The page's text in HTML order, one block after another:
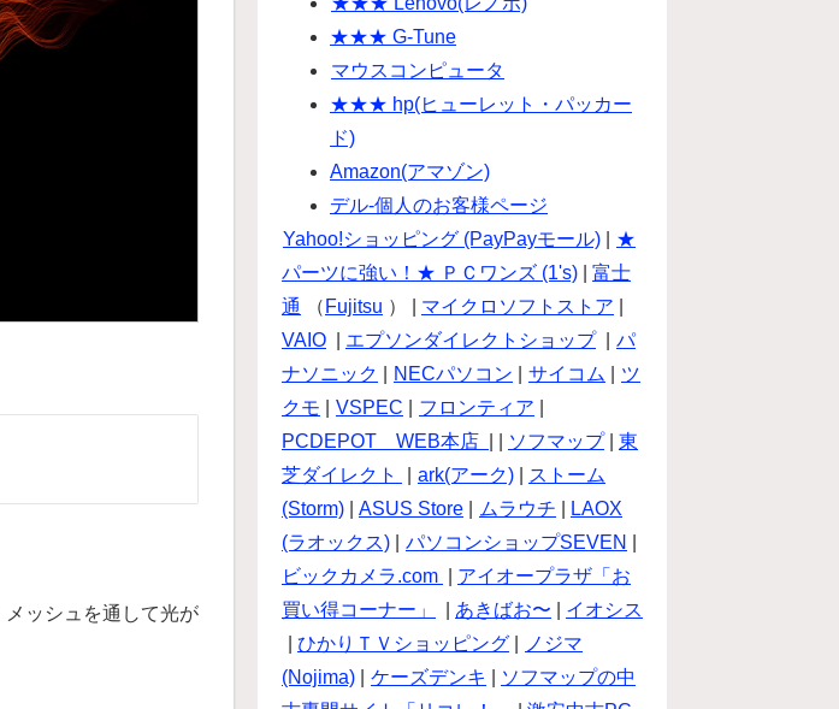
メッシュを通して光が
★★★ G-Tune
マウスコンピュータ
★★★ hp(ヒューレット・パッカー
ド)
Amazon(アマゾン)
デル-個人のお客様ページ
Yahoo!ショッピング (PayPayモール)
★
パーツに強い！★ ＰＣワンズ (1's)
富士
通
（ Fujitsu ） | マイクロソフトストア
VAIO
エプソンダイレクトショップ
パ
ナソニック
NECパソコン サイコム
ツ
クモ
VSPEC フロンティア
PCDEPOT WEB本店
ソフマップ| 東
芝ダイレクト
ark(アーク)
ストーム
(Storm)
ASUS Store ムラウチ
LAOX
(ラオックス)
パソコンショップSEVEN
ビックカメラ.com
アイオープラザ「お
買い得コーナー」
あきばお〜
イオシス
ひかりＴＶショッピング
ノジマ
(Nojima)
ケーズデンキ
ソフマップの中